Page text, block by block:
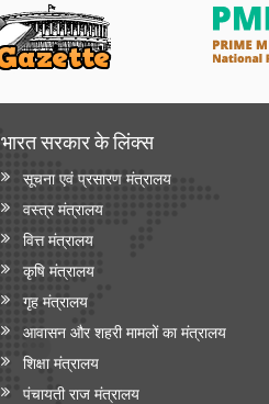
भारत सरकार के लिंक्‍स
सूचना एवं प्रसारण मंत्रालय
वस्त्र मंत्रालय
वित्त मंत्रालय
कृषि मंत्रालय
गृह मंत्रालय
आवासन और शहरी मामलों का मंत्रालय
शिक्षा मंत्रालय
पंचायती राज मंत्रालय